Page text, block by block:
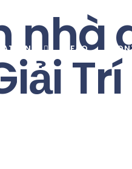
FAQ
nhà